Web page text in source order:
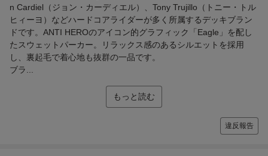
n Cardiel（ジョン・カーディエル）、Tony Trujillo（トニー・トル
ヒィーヨ）などハードコアライダーが多く所属するデッキブラン
ドです。ANTI HEROのアイコン的グラフィック「Eagle」を配し
たスウェットパーカー。リラックス感のあるシルエットを採用
し、裏起毛で着心地も抜群の一品です。
ブラ...
もっと読む
違反報告